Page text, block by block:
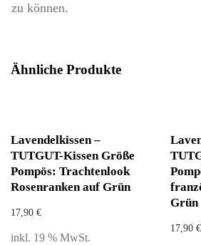
zu können.
Ähnliche Produkte
Lavendelkissen –
TUTGUT-Kissen Größe
Pompös: Trachtenlook
Rosenranken auf Grün
17,90 €
inkl. 19 % MwSt.
Grün
17,90 €